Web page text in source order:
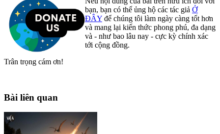
bạn, bạn có thể ủng hộ các tác giả Ở
ĐÂY để chúng tôi làm ngày càng tốt hơn
và mang lại kiến thức phong phú, đa dạng
và - như bao lâu nay - cực kỳ chính xác
tới cộng đồng.
Trân trọng cám ơn!
Bài liên quan